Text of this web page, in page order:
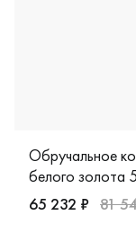
Обручальное
белого золота
65 232 ₽ 81